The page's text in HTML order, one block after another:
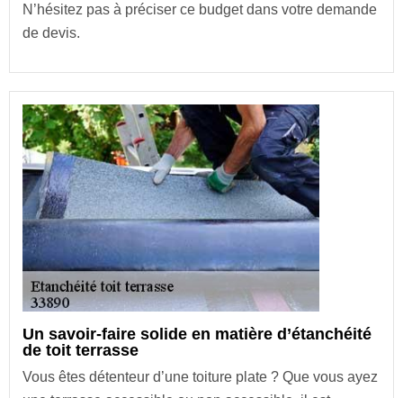
N’hésitez pas à préciser ce budget dans votre demande
de devis.
Un savoir-faire solide en matière d’étanchéité
de toit terrasse
Vous êtes détenteur d’une toiture plate ? Que vous ayez